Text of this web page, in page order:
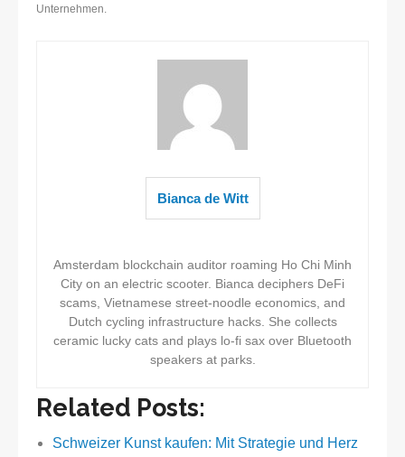
Unternehmen.
Bianca de Witt
Amsterdam blockchain auditor roaming Ho Chi Minh
City on an electric scooter. Bianca deciphers DeFi
scams, Vietnamese street-noodle economics, and
Dutch cycling infrastructure hacks. She collects
ceramic lucky cats and plays lo-fi sax over Bluetooth
speakers at parks.
Related Posts:
Schweizer Kunst kaufen: Mit Strategie und Herz